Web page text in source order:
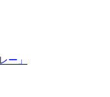
ー」